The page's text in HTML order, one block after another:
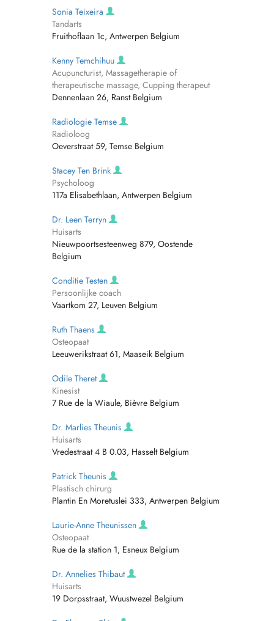
Sonia Teixeira
Tandarts
Fruithoflaan 1c, Antwerpen Belgium
Kenny Temchihuu
Acupuncturist, Massagetherapie of
therapeutische massage, Cupping therapeut
Dennenlaan 26, Ranst Belgium
Radiologie Temse
Radioloog
Oeverstraat 59, Temse Belgium
Stacey Ten Brink
Psycholoog
117a Elisabethlaan, Antwerpen Belgium
Dr. Leen Terryn
Huisarts
Nieuwpoortsesteenweg 879, Oostende
Belgium
Conditie Testen
Persoonlijke coach
Vaartkom 27, Leuven Belgium
Ruth Thaens
Osteopaat
Leeuwerikstraat 61, Maaseik Belgium
Odile Theret
Kinesist
7 Rue de la Wiaule, Bièvre Belgium
Dr. Marlies Theunis
Huisarts
Vredestraat 4 B 0.03, Hasselt Belgium
Patrick Theunis
Plastisch chirurg
Plantin En Moretuslei 333, Antwerpen Belgium
Laurie-Anne Theunissen
Osteopaat
Rue de la station 1, Esneux Belgium
Dr. Annelies Thibaut
Huisarts
19 Dorpsstraat, Wuustwezel Belgium